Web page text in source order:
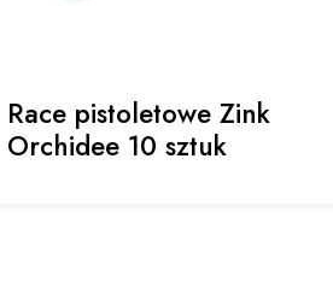
Race pistoletowe Zink
Orchidee 10 sztuk